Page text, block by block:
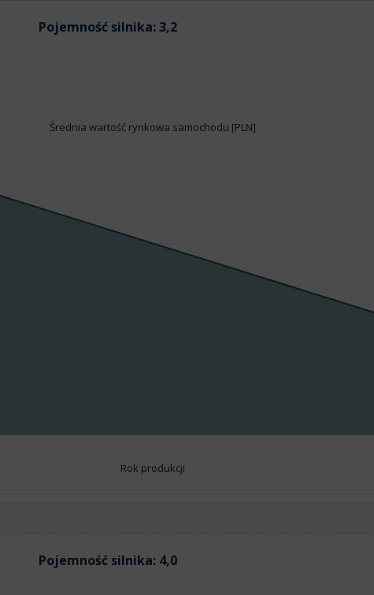
Pojemność silnika:3,2
Średnia wartość rynkowa samochodu [PLN]
Rok produkcji
Pojemność silnika: 4,0